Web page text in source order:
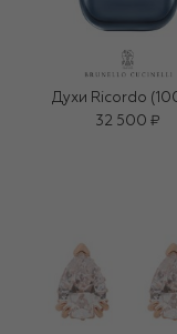
Духи Ricordo
32 500 ₽